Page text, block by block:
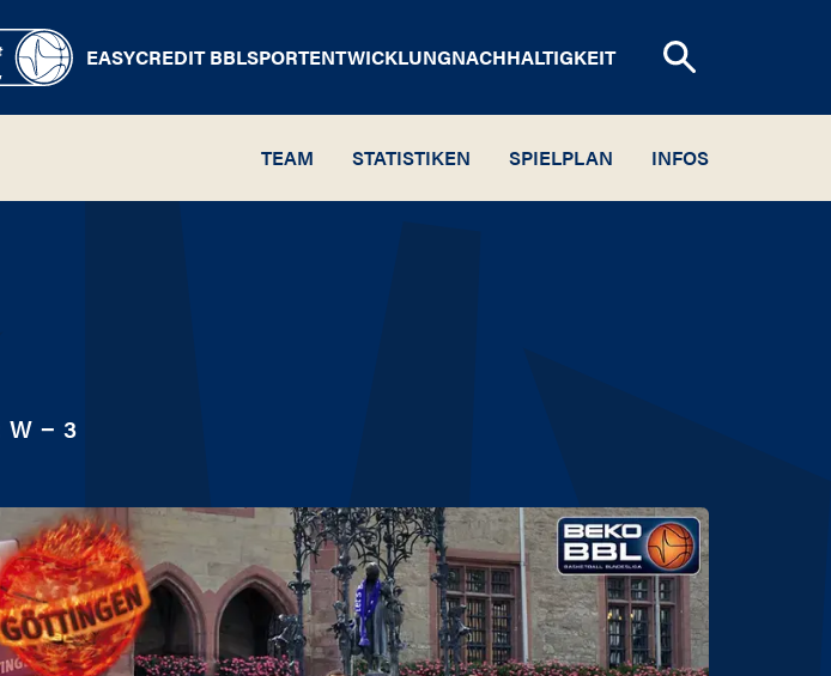
EASYCREDIT BBLSPORTENTWICKLUNGNACHHALTIGKEIT
TEAM STATISTIKEN SPIELPLAN INFOS
W − 3